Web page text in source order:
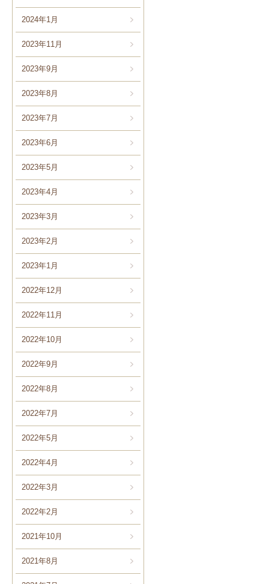
2024年1月
2023年11月
2023年9月
2023年8月
2023年7月
2023年6月
2023年5月
2023年4月
2023年3月
2023年2月
2023年1月
2022年12月
2022年11月
2022年10月
2022年9月
2022年8月
2022年7月
2022年5月
2022年4月
2022年3月
2022年2月
2021年10月
2021年8月